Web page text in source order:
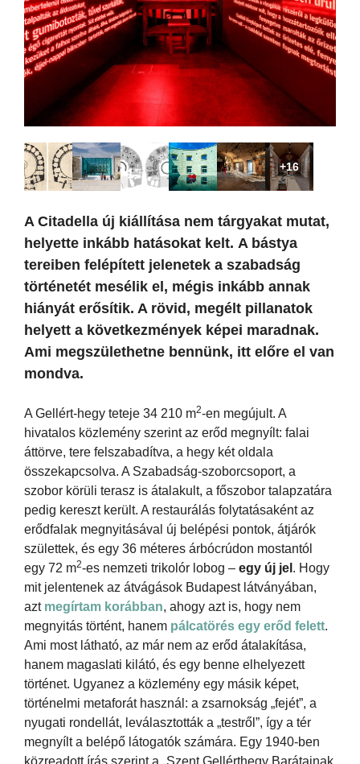
+16
A Citadella új kiállítása nem tárgyakat mutat,
helyette inkább hatásokat kelt. A bástya
tereiben felépített jelenetek a szabadság
történetét mesélik el, mégis inkább annak
hiányát erősítik. A rövid, megélt pillanatok
helyett a következmények képei maradnak.
Ami megszülethetne bennünk, itt előre el van
mondva.
A Gellért-hegy teteje 34 210 m2-en megújult. A
hivatalos közlemény szerint az erőd megnyílt: falai
áttörve, tere felszabadítva, a hegy két oldala
összekapcsolva. A Szabadság-szoborcsoport, a
szobor körüli terasz is átalakult, a főszobor talapzatára
pedig kereszt került. A restaurálás folytatásaként az
erődfalak megnyitásával új belépési pontok, átjárók
születtek, és egy 36 méteres árbócrúdon mostantól
egy 72 m2-es nemzeti trikolór lobog – egy új jel . Hogy
mit jelentenek az átvágások Budapest látványában,
azt megírtam korábban, ahogy azt is, hogy nem
megnyitás történt, hanem pálcatörés egy erőd felett.
Ami most látható, az már nem az erőd átalakítása,
hanem magaslati kilátó, és egy benne elhelyezett
történet. Ugyanez a közlemény egy másik képet,
történelmi metaforát használ: a zsarnokság „fejét”, a
nyugati rondellát, leválasztották a „testről”, így a tér
megnyílt a belépő látogatók számára. Egy 1940-ben
közreadott írás szerint a „Szent Gellérthegy Barátainak